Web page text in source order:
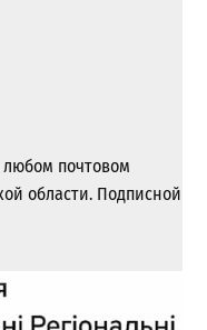
любом почтовом
области. Подписной